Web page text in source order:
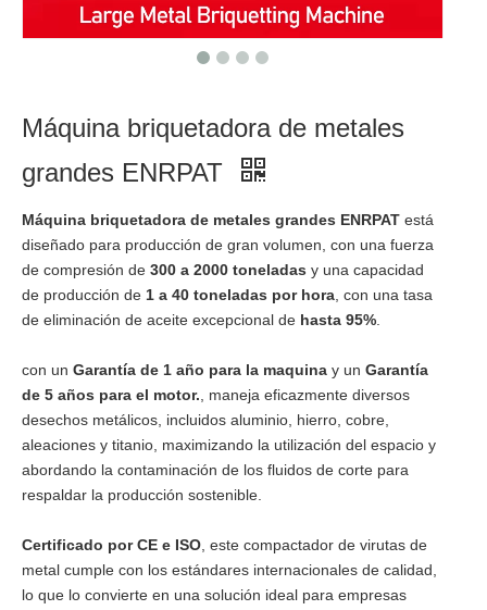
Máquina briquetadora de metales
grandes ENRPAT
Máquina briquetadora de metales grandes ENRPAT está
diseñado para producción de gran volumen, con una fuerza
de compresión de 300 a 2000 toneladas y una capacidad
de producción de 1 a 40 toneladas por hora , con una tasa
de eliminación de aceite excepcional de hasta 95%
con un Garantía de 1 año para la maquina y un Garantía
de 5 años para el motor. , maneja eficazmente diversos
desechos metálicos, incluidos aluminio, hierro, cobre,
aleaciones y titanio, maximizando la utilización del espacio y
abordando la contaminación de los fluidos de corte para
respaldar la producción sostenible.
Certificado por CE e ISO , este compactador de virutas de
metal cumple con los estándares internacionales de calidad,
lo que lo convierte en una solución ideal para empresas